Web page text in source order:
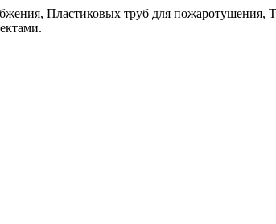
Пластиковых труб для пожаротушения,